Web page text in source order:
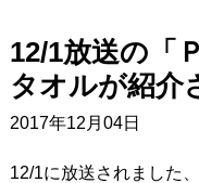
12/1放送の「
タオルが紹介
2017年12月04日
12/1に放送されました